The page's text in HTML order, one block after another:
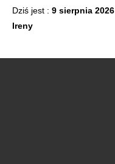
Dziś jest : 9 sierpnia 2026
Ireny